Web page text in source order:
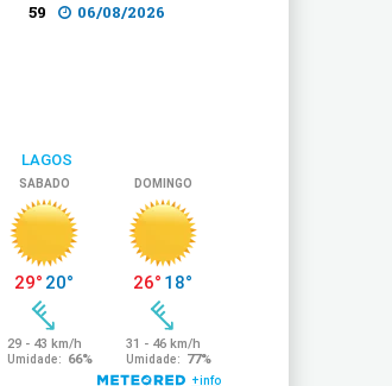
59 06/08/2026